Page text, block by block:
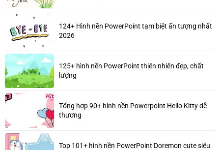
124+ Hình nền PowerPoint tạm biệt ấn tượng nhất
2026
125+ hình nền PowerPoint thiên nhiên đẹp, chất
lượng
Tổng hợp 90+ hình nền Powerpoint Hello Kitty dễ
thương
Top 101+ hình nền PowerPoint Doremon cute siêu